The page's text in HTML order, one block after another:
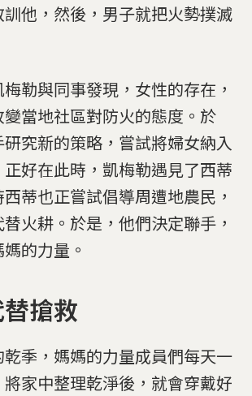
訓他，然後，男子就把火勢撲滅
勒與同事發現，女性的存在，
當地社區對防火的態度。於
究新的策略，嘗試將婦女納入
好在此時，凱梅勒遇見了西蒂
蒂也正嘗試倡導周遭地農民，
火耕。於是，他們決定聯手，
的力量。
搶救
季，媽媽的力量成員們每天一
家中整理乾淨後，就會穿戴好